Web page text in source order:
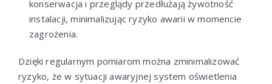
konserwacja i przeglądy przedłużają żywotność
instalacji, minimalizując ryzyko awarii w momencie
zagrożenia.
Dzięki regularnym pomiarom można zminimalizować
ryzyko, że w sytuacji awaryjnej system oświetlenia